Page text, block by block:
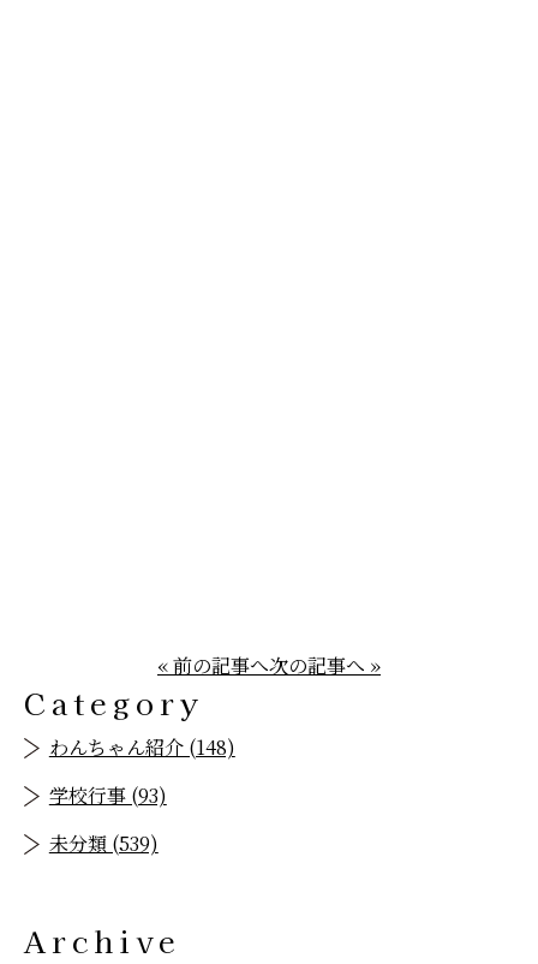
« 前の記事へ次の記事へ »
Category
わんちゃん紹介 (148)
学校行事 (93)
未分類 (539)
Archive